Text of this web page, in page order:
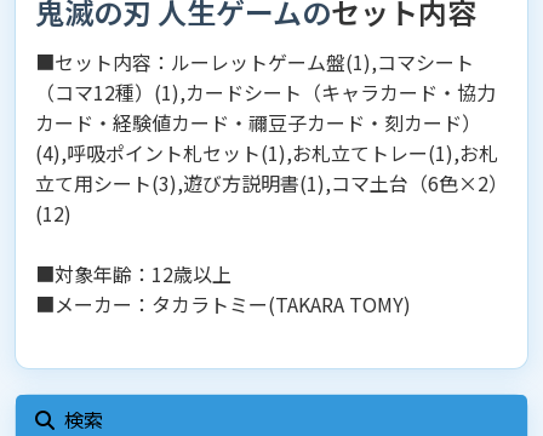
鬼滅の刃 人生ゲームのセット内容
■セット内容：ルーレットゲーム盤(1),コマシート
（コマ12種）(1),カードシート（キャラカード・協力
カード・経験値カード・禰豆子カード・刻カード）
(4),呼吸ポイント札セット(1),お札立てトレー(1),お札
立て用シート(3),遊び方説明書(1),コマ土台（6色×2）
(12)
■対象年齢：12歳以上
■メーカー：タカラトミー(TAKARA TOMY)
検索